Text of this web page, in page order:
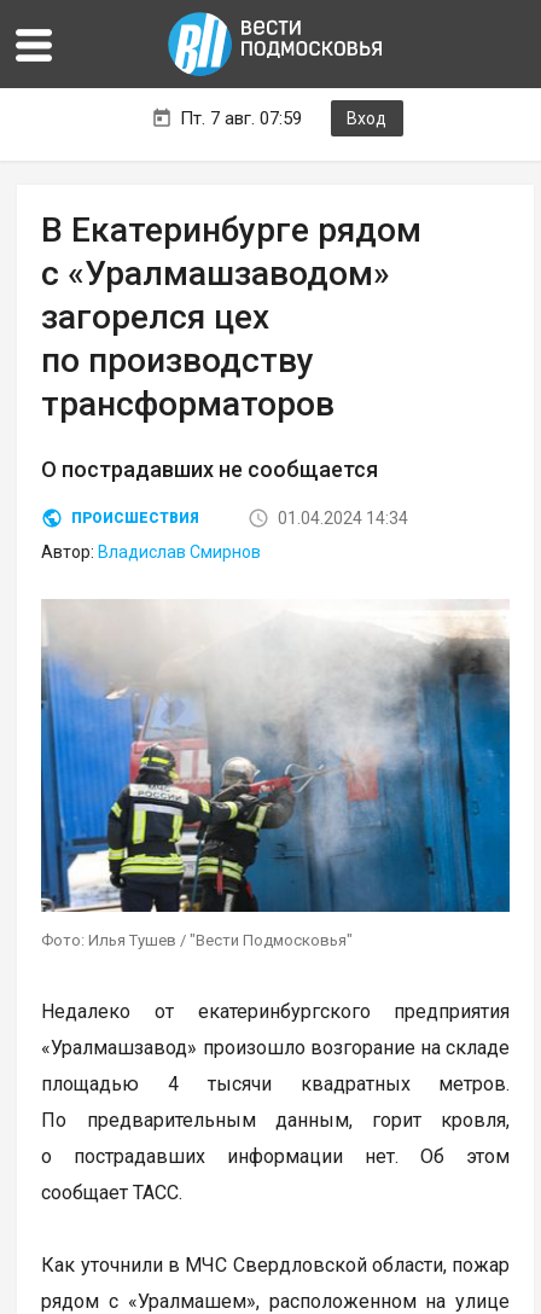
Пт. 7 авг. 07:59 Вход
В Екатеринбурге рядом
с «Уралмашзаводом»
загорелся цех
по производству
трансформаторов
О пострадавших не сообщается
ПРОИСШЕСТВИЯ
01.04.2024 14:34
Автор: Владислав Смирнов
Фото: Илья Тушев / "Вести Подмосковья"
Недалеко от екатеринбургского предприятия
«Уралмашзавод» произошло возгорание на складе
площадью 4 тысячи квадратных метров.
По предварительным данным, горит кровля,
о пострадавших информации нет. Об этом
сообщает ТАСС.
Как уточнили в МЧС Свердловской области, пожар
рядом с «Уралмашем», расположенном на улице